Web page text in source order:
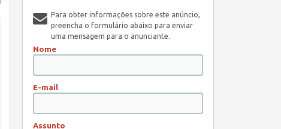
Para obter informações sobre este anúncio,
preencha o formulário abaixo para enviar
uma mensagem para o anunciante.
Nome
E-mail
Assunto